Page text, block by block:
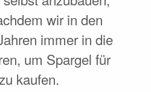
wir in den
immer in die
um Spargel für
kaufen.